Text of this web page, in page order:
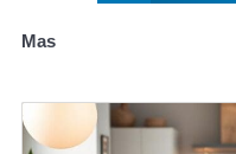
Mas